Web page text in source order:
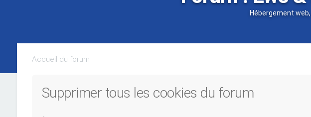
Hébergement
Accueil du forum
Supprimer tous les cookies du forum